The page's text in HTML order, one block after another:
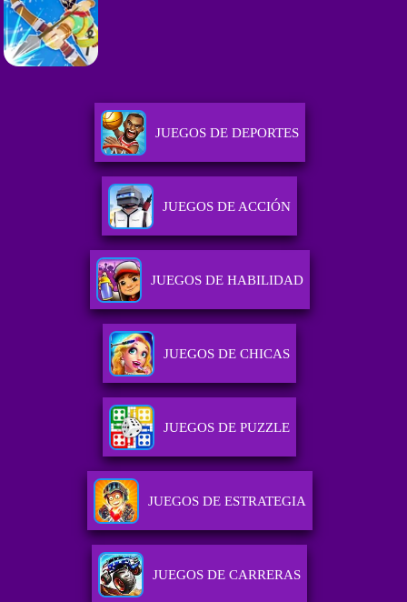
JUEGOS DE DEPORTES
JUEGOS DE ACCIÓN
JUEGOS DE HABILIDAD
JUEGOS DE CHICAS
JUEGOS DE PUZZLE
JUEGOS DE ESTRATEGIA
JUEGOS DE CARRERAS